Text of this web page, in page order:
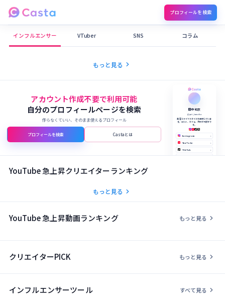
プロフィールを検索
Castaメディア
インフルエンサー VTuber SNS コラム
もっと見る chevron_right
アカウント作成不要で利用可能
自分のプロフィールページを検索
作らなくていい、そのまま使えるプロフィール
プロフィールを検索 Castaとは
田中 結衣
@yui_tanaka
美容とライフスタイルを発信していま
す。コスメ、カフェ、旅行が大好きで
す。
Instagram ›
YouTube ›
TikTok ›
YouTube 急上昇クリエイターランキング
もっと見る chevron_right
YouTube 急上昇動画ランキング もっと見る chevron_right
クリエイターPICK もっと見る chevron_right
インフルエンサーツール すべて見る chevron_right